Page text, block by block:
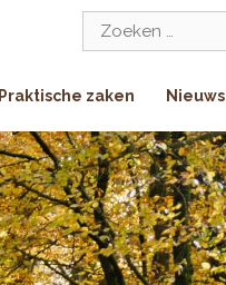
Zoek
naar:
Praktische zaken Nieuws